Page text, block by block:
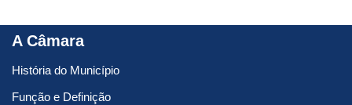
A Câmara
História do Município
Função e Definição